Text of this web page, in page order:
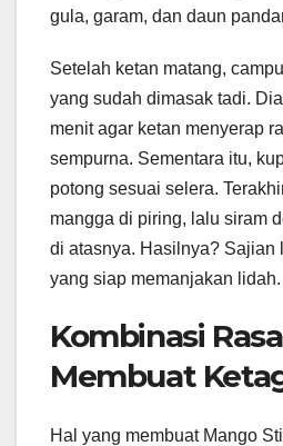
gula, garam, dan daun
Setelah ketan matang,
yang sudah dimasak tadi.
menit agar ketan menyerap
sempurna. Sementara itu,
potong sesuai selera.
mangga di piring, lalu siram
di atasnya. Hasilnya? Sajian
yang siap memanjakan lidah.
Kombinasi
Membuat
Hal yang membuat Mango